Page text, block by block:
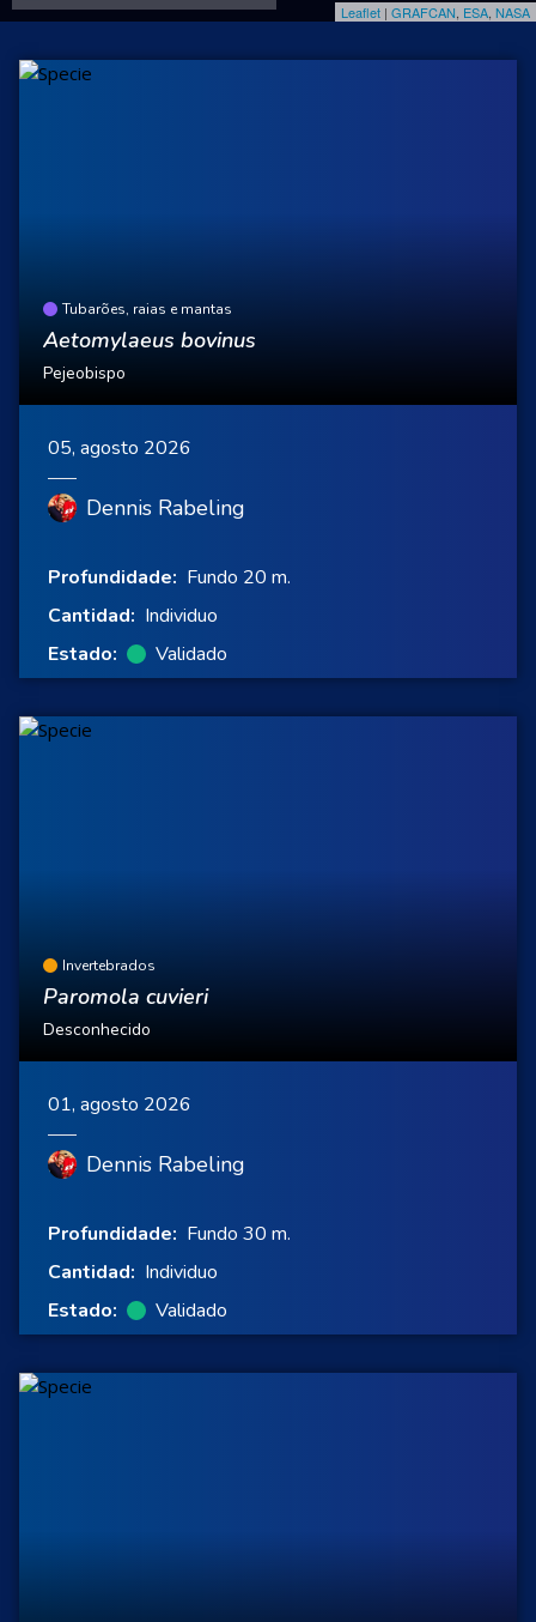
Leaflet | GRAFCAN ESA NASA
Tubarões, raias e mantas
Aetomylaeus bovinus
Pejeobispo
05, agosto 2026
Dennis Rabeling
Profundidade: Fundo 20 m.
Cantidad: Individuo
Estado:
Validado
Invertebrados
Paromola cuvieri
Desconhecido
01, agosto 2026
Dennis Rabeling
Profundidade: Fundo 30 m.
Cantidad: Individuo
Estado:
Validado